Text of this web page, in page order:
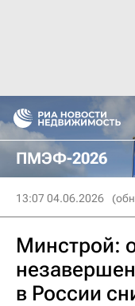
ПМЭФ-2026
13:07 04.06.2026
Минстрой:
в России